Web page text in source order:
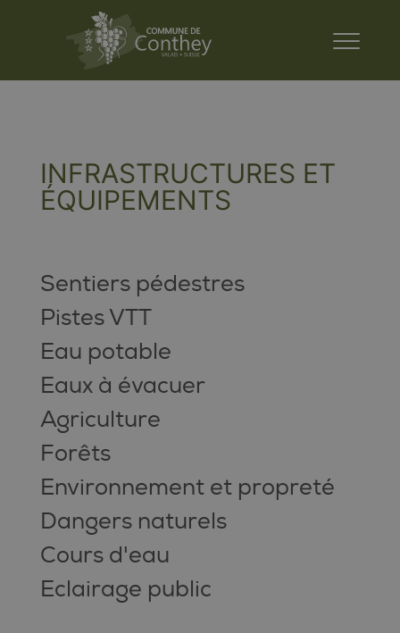
INFRASTRUCTURES ET
ÉQUIPEMENTS
Sentiers pédestres
Pistes VTT
Eau potable
Eaux à évacuer
Agriculture
Forêts
Environnement et propreté
Dangers naturels
Cours d'eau
Eclairage public